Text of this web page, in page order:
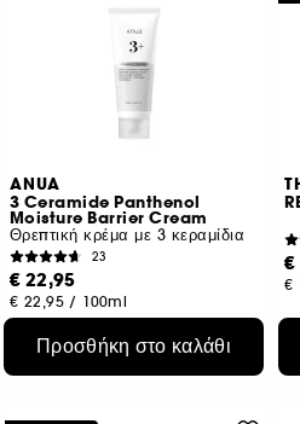
ANUA
3 Ceramide Panthenol
Moisture Barrier Cream
Θρεπτική κρέμα με 3 κεραμίδια
23
€ 22,95
€ 22,95 / 100ml
Προσθήκη στο καλάθι
€
€